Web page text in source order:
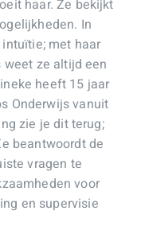
haar. Ze bekijkt
In
met haar
ze altijd een
heeft 15 jaar
Onderwijs vanuit
zie je dit terug;
beantwoordt de
vragen te
voor
en supervisie